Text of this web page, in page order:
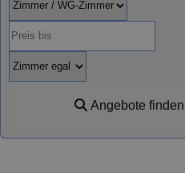
Angebote finden